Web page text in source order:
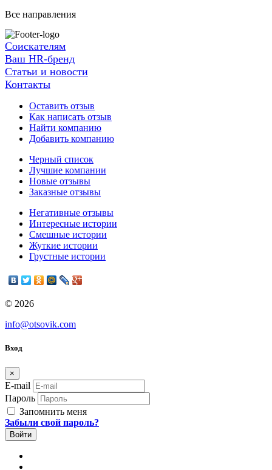
Все направления
Соискателям
Ваш HR-бренд
Статьи и новости
Контакты
Оставить отзыв
Как написать отзыв
Найти компанию
Добавить компанию
Черный список
Лучшие компании
Новые отзывы
Заказные отзывы
Негативные отзывы
Интересные истории
Смешные истории
Жуткие истории
Грустные истории
© 2026
info@otsovik.com
Вход
×
E-mail
Пароль
Запомнить меня
Забыли свой пароль?